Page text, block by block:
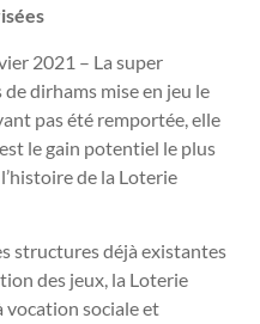
2021 – La super
dirhams mise en jeu le
pas été remportée, elle
le gain potentiel le plus
de la Loterie
structures déjà existantes
des jeux, la Loterie
sociale et